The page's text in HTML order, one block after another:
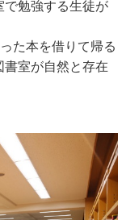
で勉強する生徒が
た本を借りて帰る
室が自然と存在